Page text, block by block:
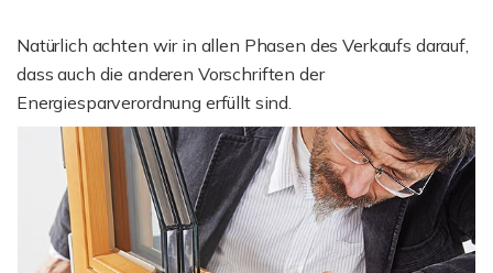
Natürlich achten wir in allen Phasen des Verkaufs darauf,
dass auch die anderen Vorschriften der
Energiesparverordnung erfüllt sind.